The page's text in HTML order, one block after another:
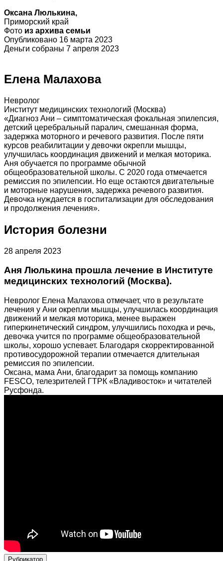
Оксана Люлькина,
Приморский край
Фото из архива семьи
Опубликовано 16 марта 2023
Деньги собраны 7 апреля 2023
Елена Малахова
Невролог
Институт медицинских технологий (Москва)
«Диагноз Ани – симптоматическая фокальная эпилепсия,
детский церебральный паралич, смешанная форма,
задержка моторного и речевого развития. После пяти
курсов реабилитации у девочки окрепли мышцы,
улучшилась координация движений и мелкая моторика.
Аня обучается по программе обычной
общеобразовательной школы. С 2020 года отмечается
ремиссия по эпилепсии. Но еще остаются двигательные
и моторные нарушения, задержка речевого развития.
Девочка нуждается в госпитализации для обследования
и продолжения лечения».
История болезни
28 апреля 2023
Аня Люлькина прошла лечение в Институте
медицинских технологий (Москва).
Невролог Елена Малахова отмечает, что в результате
лечения у Ани окрепли мышцы, улучшилась координация
движений и мелкая моторика, менее выражен
гиперкинетический синдром, улучшились походка и речь,
девочка учится по программе общеобразовательной
школы, хорошо успевает. Благодаря скорректированной
противосудорожной терапии отмечается длительная
ремиссия по эпилепсии.
Оксана, мама Ани, благодарит за помощь компанию
FESCO, телезрителей ГТРК «Владивосток» и читателей
Русфонда.
Рубрикатор